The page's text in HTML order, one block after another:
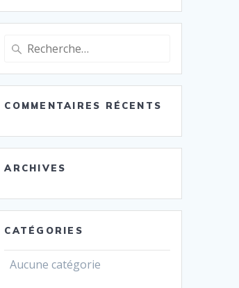
Recherche
pour
:
COMMENTAIRES RÉCENTS
ARCHIVES
CATÉGORIES
Aucune catégorie